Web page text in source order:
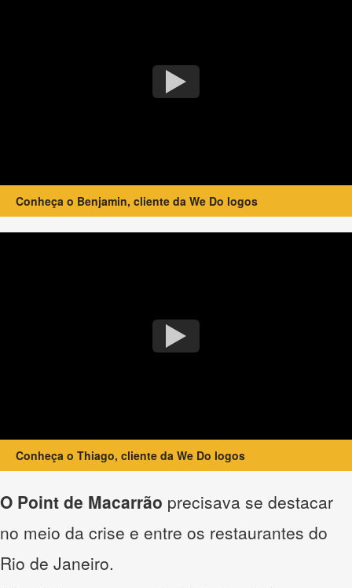
Conheça o Benjamin, cliente da We Do logos
Conheça o Thiago, cliente da We Do logos
O Point de Macarrão precisava se destacar
no meio da crise e entre os restaurantes do
Rio de Janeiro.